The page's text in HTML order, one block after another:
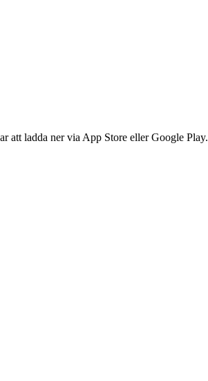
att ladda ner via App Store eller Google Play.